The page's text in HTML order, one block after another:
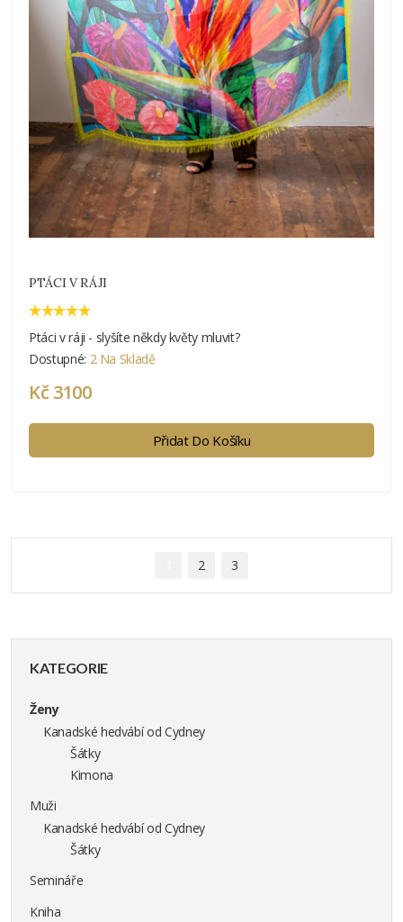
KATEGORIE
Ženy
Kanadské hedvábí od Cydney
Šátky
Kimona
Muži
Kanadské hedvábí od Cydney
Šátky
Semináře
Kniha
PTÁCI V RÁJI
Ptáci v ráji - slyšíte někdy květy mluvit?
Dostupné: 2 Na Skladě
Kč 3100
Přidat Do Košíku
2 3